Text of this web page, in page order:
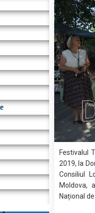
Festivalul
2019, la
Consiliul
Moldova,
Național